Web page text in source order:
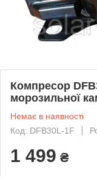
Компресор
морозильної
Немає в наявності
Код: DFB30L-1F
1 499 ₴